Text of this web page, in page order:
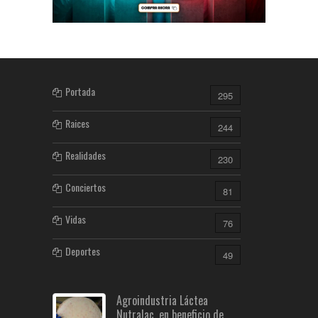
Portada 295
Raices 244
Realidades 230
Conciertos 81
Vidas 76
Deportes 49
Agroindustria Láctea